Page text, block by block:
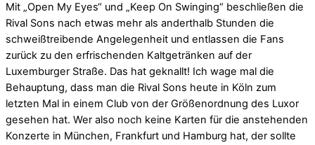
Mit „Open My Eyes“ und „Keep On Swinging“ beschließen die
Rival Sons nach etwas mehr als anderthalb Stunden die
schweißtreibende Angelegenheit und entlassen die Fans
zurück zu den erfrischenden Kaltgetränken auf der
Luxemburger Straße. Das hat geknallt! Ich wage mal die
Behauptung, dass man die Rival Sons heute in Köln zum
letzten Mal in einem Club von der Größenordnung des Luxor
gesehen hat. Wer also noch keine Karten für die anstehenden
Konzerte in München, Frankfurt und Hamburg hat, der sollte